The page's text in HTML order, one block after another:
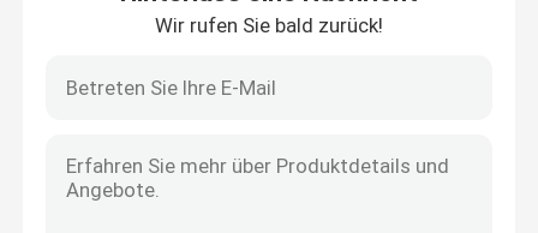
Wir rufen Sie bald zurück!